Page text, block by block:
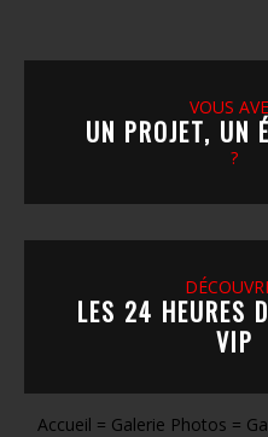
VOUS
UN PROJET, UN
?
LES 24 HEURES
VIP
Accueil = Galerie Photos =